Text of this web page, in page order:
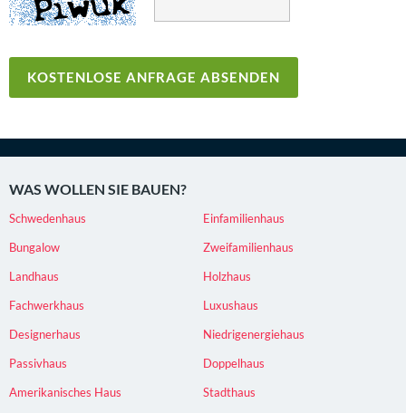
WAS WOLLEN SIE BAUEN?
Schwedenhaus
Einfamilienhaus
Bungalow
Zweifamilienhaus
Landhaus
Holzhaus
Fachwerkhaus
Luxushaus
Designerhaus
Niedrigenergiehaus
Passivhaus
Doppelhaus
Amerikanisches Haus
Stadthaus